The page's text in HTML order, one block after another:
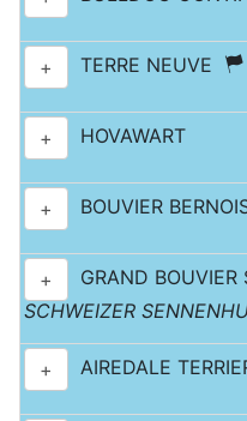
+ TERRE NEUVE
+ HOVAWART
+ BOUVIER
+ GRAND BOUVIER
SCHWEIZER
+ AIREDALE